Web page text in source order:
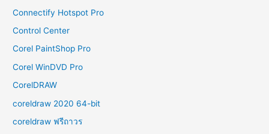
Connectify Hotspot Pro
Control Center
Corel PaintShop Pro
Corel WinDVD Pro
CorelDRAW
coreldraw 2020 64-bit
coreldraw ฟรีถาวร